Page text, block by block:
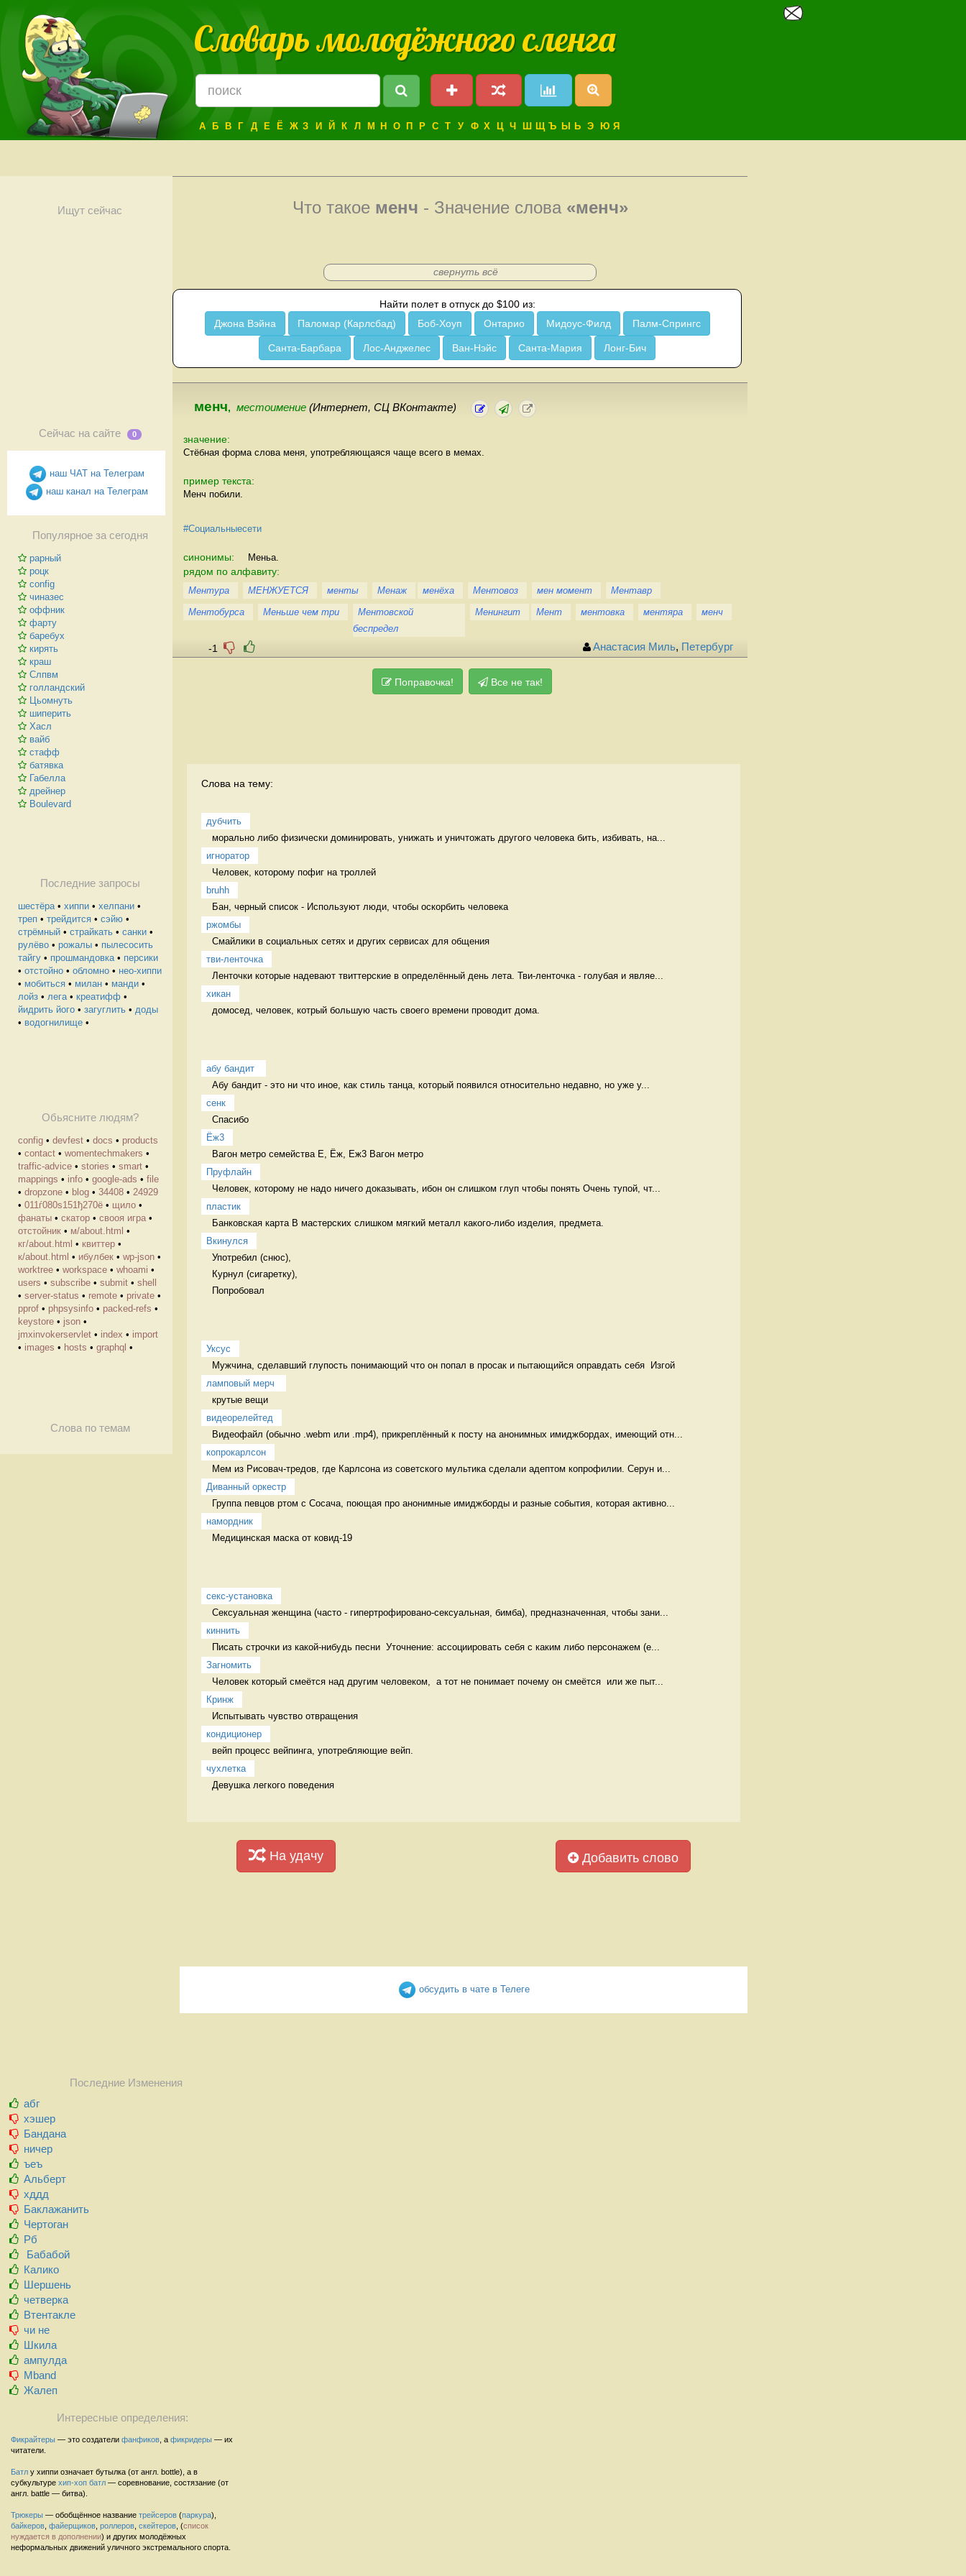
Словарь молодёжного сленга
А Б В Г Д Е Ё Ж З И Й К Л М Н О П Р С Т У Ф Х Ц Ч Ш Щ Ъ Ы Ь Э Ю Я
Ищут сейчас
Сейчас на сайте 0
наш ЧАТ на Телеграм
наш канал на Телеграм
Популярное за сегодня
рарный
роцк
config
чиназес
оффник
фарту
баребух
кирять
краш
Слпвм
голландский
Цьомнуть
шиперить
Хасл
вайб
стафф
батявка
Габелла
дрейнер
Boulevard
Последние запросы
шестёра• хиппи • хелпани •
треп • трейдится • сэйю •
стрёмный • страйкать • санки •
рулёво • рожалы • пылесосить
тайгу • прошмандовка• персики
• отстойно • обломно • нео-хиппи
• мобиться • милан • манди •
лойз • лега• креатифф •
йидрить його • загуглить • доды
• водогнилище •
Обьясните людям?
config • devfest • docs • products
• contact • womentechmakers •
traffic-advice • stories • smart •
mappings • info • google-ads • file
• dropzone • blog • 34408 • 24929
• 011ѓ080ѕ151ђ270ё • щило •
фанаты • скатор • свооя игра •
отстойник • м/about.html •
кг/about.html • квиттер •
к/about.html • ибулбек • wp-json •
worktree • workspace • whoami •
users • subscribe • submit • shell
• server-status • remote • private •
pprof • phpsysinfo • packed-refs •
keystore • json •
jmxinvokerservlet • index • import
• images • hosts • graphql •
Слова по темам
Что такое менч - Значение слова «менч»
свернуть всё
Найти полет в отпуск до $100 из:
Джона Вэйна
Паломар (Карлсбад) Боб-Хоуп Онтарио Мидоус-Филд Палм-Спрингс
Санта-Барбара Лос-Анджелес Ван-Нэйс Санта-Мария Лонг-Бич
менч, местоимение (Интернет, СЦ ВКонтакте)
значение:
Стёбная форма слова меня, употребляющаяся чаще всего в мемах.
пример текста:
Менч побили.
#Социальныесети
синонимы: Меньа.
рядом по алфавиту:
Ментура МЕНЖУЕТСЯ менты Менаж менёха Ментовоз мен момент
Ментавр
Ментобурса
Меньше чем три
Ментовской
беспредел
Менингит Мент ментовка ментяра менч
-1 Анастасия Миль, Петербург
Поправочка! Все не так!
Слова на тему:
дубчить
морально либо физически доминировать, унижать и уничтожать другого человека бить, избивать, на...
игноратор
Человек, которому пофиг на троллей
bruhh
Бан, черный список - Используют люди, чтобы оскорбить человека
ржомбы
Смайлики в социальных сетях и других сервисах для общения
тви-ленточка
Ленточки которые надевают твиттерские в определённый день лета. Тви-ленточка - голубая и являе...
хикан
домосед, человек, котрый большую часть своего времени проводит дома.
абу бандит
Абу бандит - это ни что иное, как стиль танца, который появился относительно недавно, но уже у...
сенк
Спасибо
Ёж3
Вагон метро семейства Е, Ёж, Еж3 Вагон метро
Пруфлайн
Человек, которому не надо ничего доказывать, ибон он слишком глуп чтобы понять Очень тупой, чт...
пластик
Банковская карта В мастерских слишком мягкий металл какого-либо изделия, предмета.
Вкинулся
Употребил (снюс),
Курнул (сигаретку),
Попробовал
Уксус
Мужчина, сделавший глупость понимающий что он попал в просак и пытающийся оправдать себя  Изгой
ламповый мерч
крутые вещи
видеорелейтед
Видеофайл (обычно .webm или .mp4), прикреплённый к посту на анонимных имиджбордах, имеющий отн...
копрокарлсон
Мем из Рисовач-тредов, где Карлсона из советского мультика сделали адептом копрофилии. Серун и...
Диванный оркестр
Группа певцов ртом с Сосача, поющая про анонимные имиджборды и разные события, которая активно...
намордник
Медицинская маска от ковид-19
секс-установка
Сексуальная женщина (часто - гипертрофировано-сексуальная, бимба), предназначенная, чтобы зани...
киннить
Писать строчки из какой-нибудь песни  Уточнение: ассоциировать себя с каким либо персонажем (е...
Загномить
Человек который смеётся над другим человеком,  а тот не понимает почему он смеётся  или же пыт...
Кринж
Испытывать чувство отвращения
кондиционер
вейп процесс вейпинга, употребляющие вейп.
чухлетка
Девушка легкого поведения
На удачу Добавить слово
обсудить в чате в Телеге
Последние Изменения
абг
хэшер
Бандана
ничер
ъеъ
Альберт
хддд
Баклажанить
Чертоган
Рб
Бабабой
Калико
Шершень
четверка
Втентакле
чи не
Шкила
ампулда
Mband
Жалеп
Интересные определения:
Фикрайтеры — это создатели фанфиков , а фикридеры — их
читатели.
Батл у хиппи означает бутылка (от англ. bottle), а в
субкультуре хип-хоп батл — соревнование, состязание (от
англ. battle — битва).
Трюкеры — обобщённое название трейсеров (паркура),
байкеров файерщиков роллеров скейтеров , (список
нуждается в дополнении) и других молодёжных
неформальных движений уличного экстремального спорта.